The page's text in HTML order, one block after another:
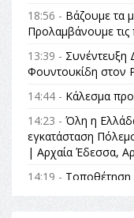
18:56 - Βάζουμε τα
Προλαμβάνουμε τις
13:39 - Συνέντευξη
Φουντουκίδη στον
14:44 - Κάλεσμα
14:23 - Όλη η
εγκατάσταση
| Αρχαία Έδεσσα,
14:19 - Τοποθέτηση
Αναθεώρηση του
θεσμικές